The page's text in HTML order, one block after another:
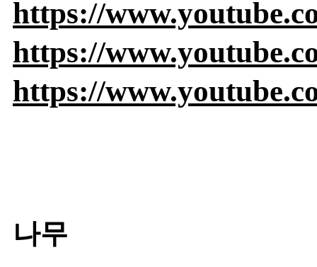
https://
https://
https://
나무